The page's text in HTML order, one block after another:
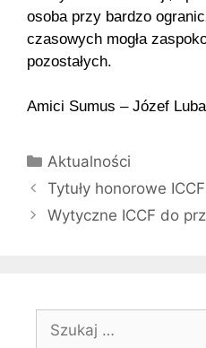
osoba przy bardzo
czasowych mogła
pozostałych.
Amici Sumus – Józef
Kategorie
Aktualności
Tytuły honorowe ICCF
Wytyczne ICCF do
Szukaj: